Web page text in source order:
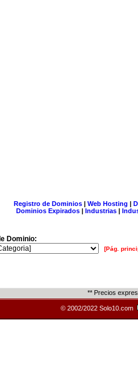
Registro de Dominios| Web Hosting |
Dominios Expirados | Industrias |
Dominio:
[Pág.
** Precios
© 2002/2022 Solo10.com